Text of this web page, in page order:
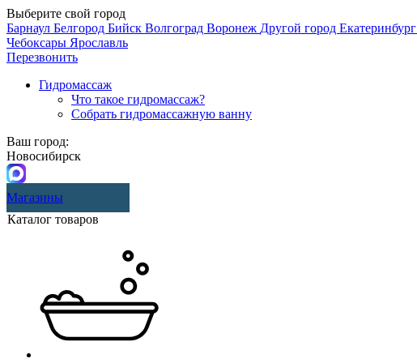
Выберите свой город
Барнаул Белгород Бийск Волгоград Воронеж Другой город Екатеринбург
Чебоксары Ярославль
Перезвонить
Гидромассаж
Что такое гидромассаж?
Собрать гидромассажную ванну
Ваш город:
Новосибирск
Магазины
Каталог товаров